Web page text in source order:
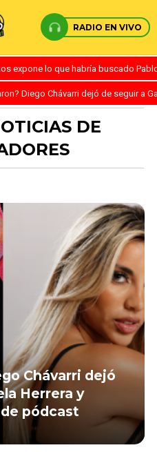
RADIO EN VIVO
expone lo que habría buscado
Diego Chávarri dejó de seguir a
DE
Chávarri dejó
Herrera y
pódcast